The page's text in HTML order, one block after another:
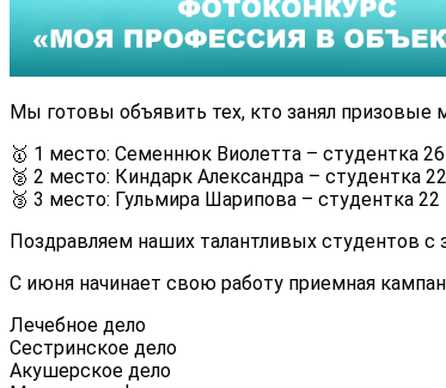
Мы готовы объявить тех, кто занял призовые
🥇 1 место: Семеннюк Виолетта – студентка
🥈 2 место: Киндарк Александра – студентка
🥉 3 место: Гульмира Шарипова – студентка
Поздравляем наших талантливых студентов
️С июня начинает свою работу приемная
Лечебное дело
Сестринское дело
Акушерское дело